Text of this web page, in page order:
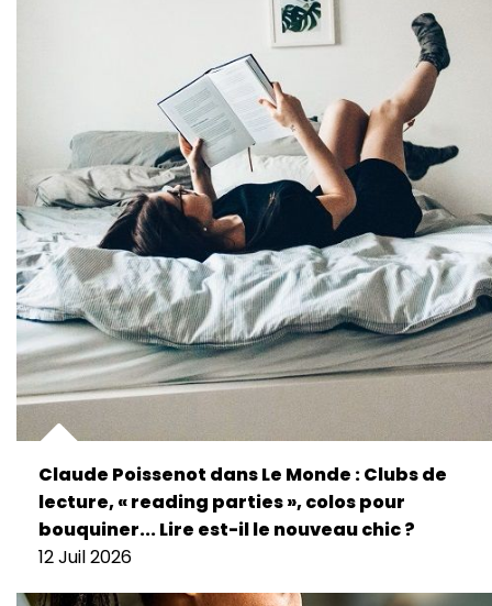
Claude Poissenot dans Le Monde : Clubs de
lecture, « reading parties », colos pour
bouquiner... Lire est-il le nouveau chic ?
12 Juil 2026